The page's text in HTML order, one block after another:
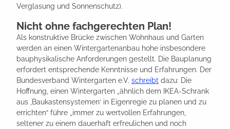
Verglasung und Sonnenschutz).
Nicht ohne fachgerechten Plan!
Als konstruktive Brücke zwischen Wohnhaus und Garten
werden an einen Wintergartenanbau hohe insbesondere
bauphysikalische Anforderungen gestellt. Die Bauplanung
erfordert entsprechende Kenntnisse und Erfahrungen. Der
Bundesverband Wintergarten e.V. schreibt dazu: Die
Hoffnung, einen Wintergarten „ähnlich dem IKEA-Schrank
aus ‚Baukastensystemen‘ in Eigenregie zu planen und zu
errichten“ führe „immer zu wertvollen Erfahrungen,
seltener zu einem dauerhaft erfreulichen und noch